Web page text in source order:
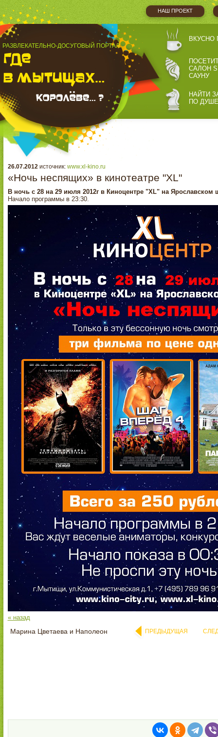
НАШ ПРОЕКТ
РАЗВЛЕКАТЕЛЬНО-ДОСУГОВЫЙ ПОРТАЛ
ВКУСНО
САЛОН
САУНУ
НАЙТИ
ПО ДУШЕ
26.07.2012источник: www.xl-kino.ru
«Ночь неспящих» в кинотеатре "XL"
В ночь с 28 на 29 июля 2012г в Киноцентре "XL" на Ярославском
Начало программы в 23:30.
« назад
Марина Цветаева и Наполеон ПРЕДЫДУЩАЯ